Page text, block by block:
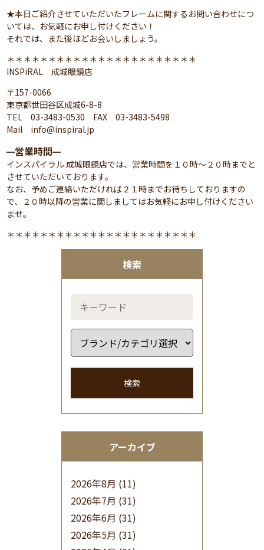
検索
検索
アーカイブ
2026年8月 (11)
2026年7月 (31)
2026年6月 (31)
2026年5月 (31)
★本日ご紹介させていただいたフレームに関するお問い合わせにつ
いては、お気軽にお申し付けください！
それでは、また後ほどお会いしましょう。
＊＊＊＊＊＊＊＊＊＊＊＊＊＊＊＊＊＊＊＊＊＊＊
INSPiRAL 成城眼鏡店
〒157-0066
東京都世田谷区成城6-8-8
TEL 03-3483-0530 FAX 03-3483-5498
Mail info@inspiral.jp
━営業時間━
インスパイラル 成城眼鏡店では、営業時間を１０時～２０時までと
させていただいております。
なお、予めご連絡いただければ２１時までお待ちしておりますの
で、２０時以降の営業に関しましてはお気軽にお申し付けください
ませ。
＊＊＊＊＊＊＊＊＊＊＊＊＊＊＊＊＊＊＊＊＊＊＊